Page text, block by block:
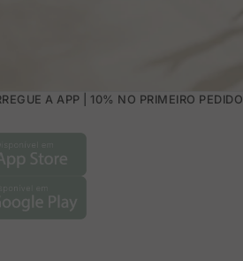
A APP | 10% NO PRIMEIRO PEDIDO